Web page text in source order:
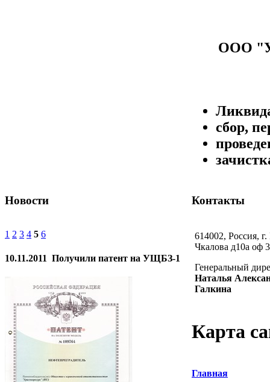
ООО
сбор,
Новости
1 2 3 4 5 6
10.11.2011 Получили патент на УЩБЗ-1
Контакты
614002, Россия,
Чкалова д10а оф 3
Генеральный
Наталья
Галкина
Карта
Главная